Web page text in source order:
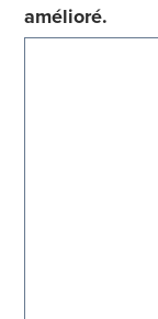
amélioré.